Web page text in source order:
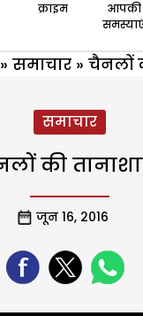
क्राइम
आपकी
» समाचार » चैनलों
समाचार
की
जून 16, 2016